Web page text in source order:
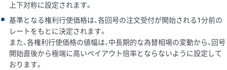
上下対称に設定されます。
基準となる権利行使価格は、各回号の注文受付が開始される1分前の
レートをもとに決定されます。
また、各権利行使価格の値幅は、中長期的な為替相場の変動から、回号
開始直後から極端に高いペイアウト倍率とならないように設定して
おります。